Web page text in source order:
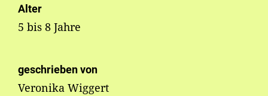
Alter
5 bis 8 Jahre
geschrieben von
Veronika Wiggert